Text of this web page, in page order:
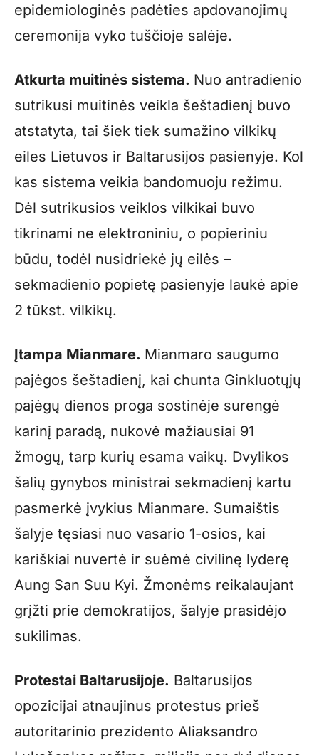
epidemiologinės padėties apdovanojimų
ceremonija vyko tuščioje salėje.
Atkurta muitinės sistema. Nuo antradienio
sutrikusi muitinės veikla šeštadienį buvo
atstatyta, tai šiek tiek sumažino vilkikų
eiles Lietuvos ir Baltarusijos pasienyje. Kol
kas sistema veikia bandomuoju režimu.
Dėl sutrikusios veiklos vilkikai buvo
tikrinami ne elektroniniu, o popieriniu
būdu, todėl nusidriekė jų eilės –
sekmadienio popietę pasienyje laukė apie
2 tūkst. vilkikų.
Įtampa Mianmare. Mianmaro saugumo
pajėgos šeštadienį, kai chunta Ginkluotųjų
pajėgų dienos proga sostinėje surengė
karinį paradą, nukovė mažiausiai 91
žmogų, tarp kurių esama vaikų. Dvylikos
šalių gynybos ministrai sekmadienį kartu
pasmerkė įvykius Mianmare. Sumaištis
šalyje tęsiasi nuo vasario 1-osios, kai
kariškiai nuvertė ir suėmė civilinę lyderę
Aung San Suu Kyi. Žmonėms reikalaujant
grįžti prie demokratijos, šalyje prasidėjo
sukilimas.
Protestai Baltarusijoje. Baltarusijos
opozicijai atnaujinus protestus prieš
autoritarinio prezidento Aliaksandro